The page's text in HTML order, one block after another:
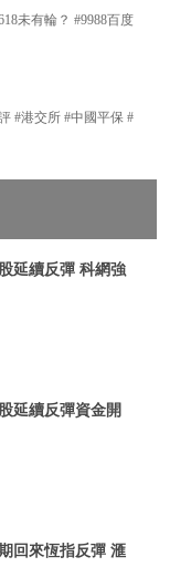
未有輪？ #9988百度
#港交所 #中國平保 #
延續反彈 科網強
延續反彈資金開
回來恆指反彈 滙